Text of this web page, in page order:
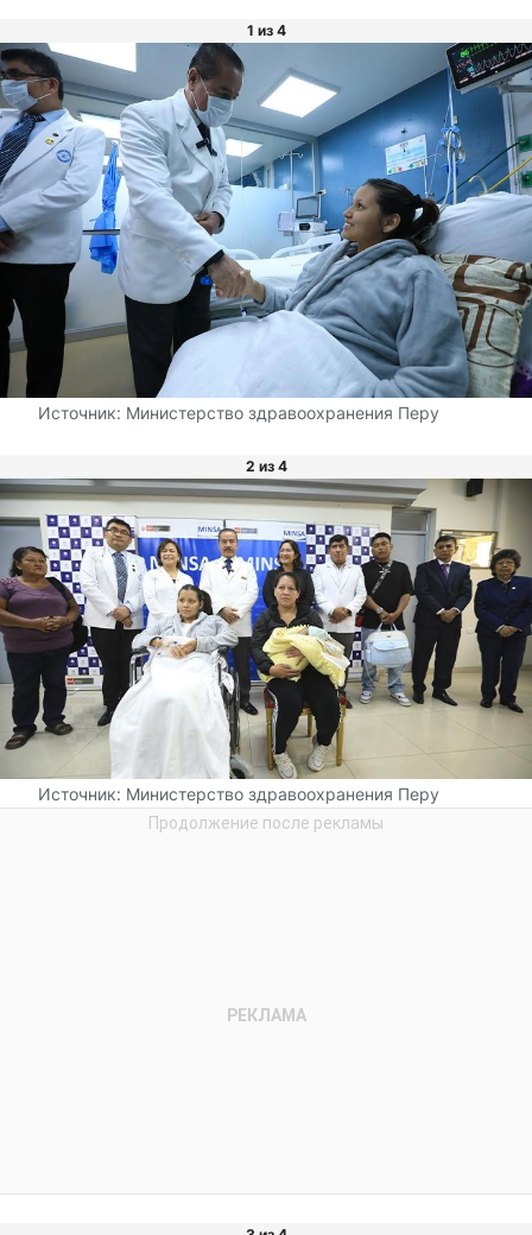
1 из 4
Источник: Министерство здравоохранения Перу
2 из 4
Источник: Министерство здравоохранения Перу